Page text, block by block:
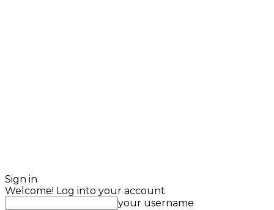
Sign in
Welcome! Log into your account
your username